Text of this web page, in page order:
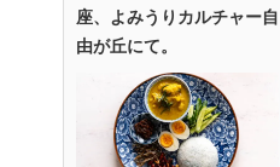
座、よみうりカルチャー自
由が丘にて。